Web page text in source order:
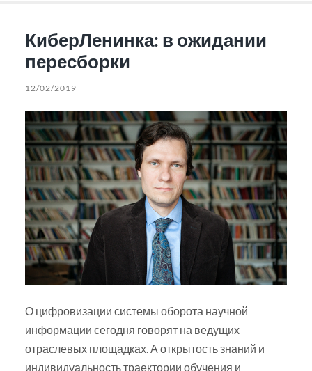
КиберЛенинка: в ожидании
пересборки
12/02/2019
О цифровизации системы оборота научной
информации сегодня говорят на ведущих
отраслевых площадках. А открытость знаний и
индивидуальность траектории обучения и